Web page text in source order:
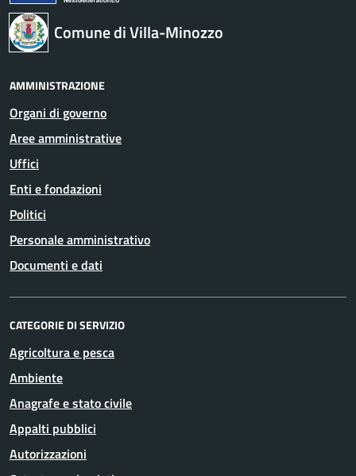
Comune di Villa-Minozzo
AMMINISTRAZIONE
Organi di governo
Aree amministrative
Uffici
Enti e fondazioni
Politici
Personale amministrativo
Documenti e dati
CATEGORIE DI SERVIZIO
Agricoltura e pesca
Ambiente
Anagrafe e stato civile
Appalti pubblici
Autorizzazioni